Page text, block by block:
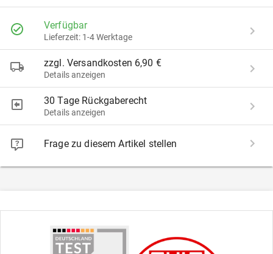
Verfügbar
Lieferzeit: 1-4 Werktage
zzgl. Versandkosten 6,90 €
Details anzeigen
30 Tage Rückgaberecht
Details anzeigen
Frage zu diesem Artikel stellen